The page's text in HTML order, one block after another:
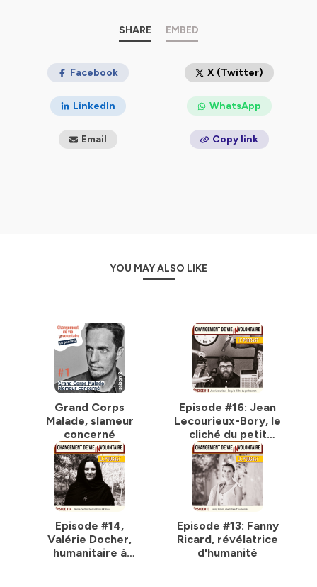
rencontre de femmes et d’hommes connus, ou pas,
tous très inspirants, qui nous racontent comment un
80% des français rêvent d’une nouvelle existence,
Et si un acte manqué, une rencontre magique, un
accident dramatique leur faisait, vous faisait franchir le
dans des projets qui ont du sens. Jean-Michel se
Dans son spectacle « Changement de vie (in)
volontaire,il aborde de manière drôle des thèmes qui lui
tiennent à cœur : les excès de la finance, le pouvoir,
l’injustice sociale, la malbouffe, le déterminisme social,
la richesse, l’argent … pour rire de tout sans tabou
Hébergé par Ausha. Visitez
ausha.co/politique-de-
confidentialitepour plus d'informations.
SHARE EMBED
Facebook X (Twitter)
LinkedIn WhatsApp
Email Copy link
YOU MAY ALSO LIKE
Grand Corps
Malade, slameur
concerné
Episode #16: Jean
Lecourieux-Bory, le
cliché du petit
patron
Episode #14,
Valérie Docher,
humanitaire à
Episode #13: Fanny
Ricard, révélatrice
d'humanité